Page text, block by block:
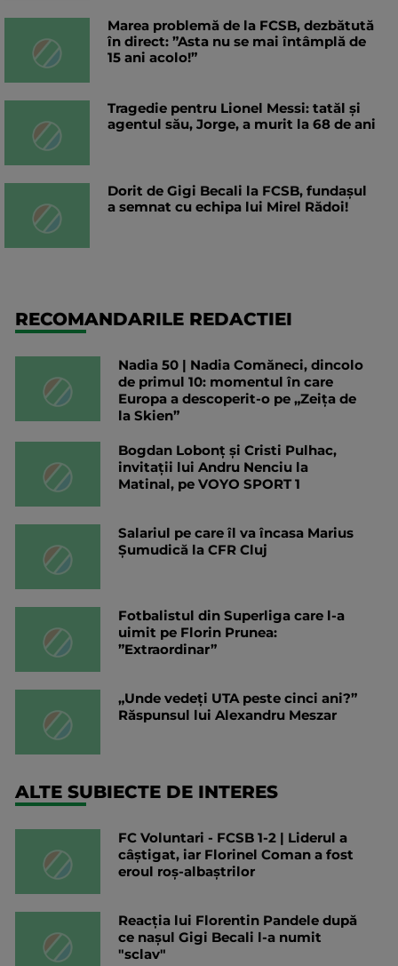
Marea problemă de la FCSB, dezbătută
în direct: ”Asta nu se mai întâmplă de
15 ani acolo!”
Tragedie pentru Lionel Messi: tatăl și
agentul său, Jorge, a murit la 68 de ani
Dorit de Gigi Becali la FCSB, fundașul
a semnat cu echipa lui Mirel Rădoi!
RECOMANDARILE REDACTIEI
Nadia 50 | Nadia Comăneci, dincolo
de primul 10: momentul în care
Europa a descoperit-o pe „Zeița de
la Skien”
Bogdan Lobonț și Cristi Pulhac,
invitații lui Andru Nenciu la
Matinal, pe VOYO SPORT 1
Salariul pe care îl va încasa Marius
Șumudică la CFR Cluj
Fotbalistul din Superliga care l-a
uimit pe Florin Prunea:
”Extraordinar”
„Unde vedeți UTA peste cinci ani?”
Răspunsul lui Alexandru Meszar
ALTE SUBIECTE DE INTERES
FC Voluntari - FCSB 1-2 | Liderul a
câștigat, iar Florinel Coman a fost
eroul roș-albaștrilor
Reacția lui Florentin Pandele după
ce nașul Gigi Becali l-a numit
"sclav"